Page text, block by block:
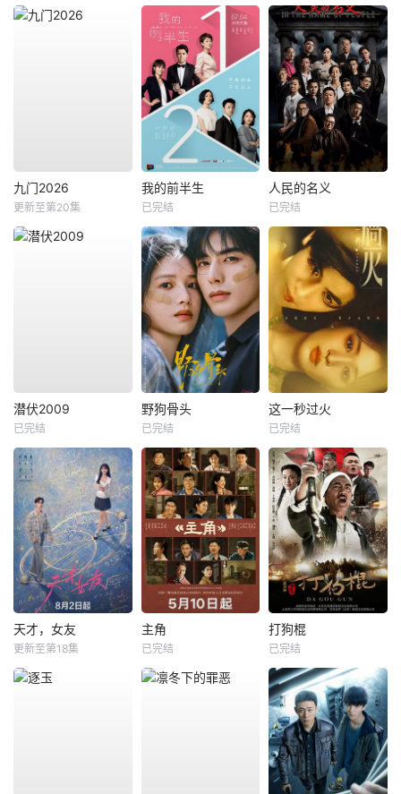
九门2026
更新至第20集
我的前半生
已完结
人民的名义
已完结
潜伏2009
已完结
野狗骨头
已完结
这一秒过火
已完结
天才，女友
更新至第18集
主角
已完结
打狗棍
已完结